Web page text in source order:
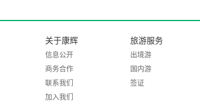
关于康辉
信息公开
商务合作
联系我们
加入我们
旅游服务
出境游
国内游
签证